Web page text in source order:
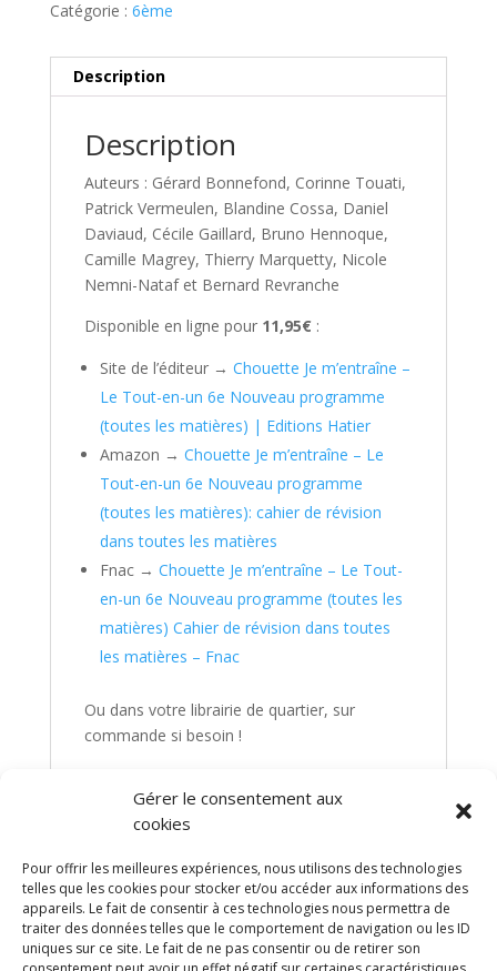
Gérer le consentement aux
cookies
Pour offrir les meilleures expériences, nous utilisons des technologies
telles que les cookies pour stocker et/ou accéder aux informations des
appareils. Le fait de consentir à ces technologies nous permettra de
traiter des données telles que le comportement de navigation ou les ID
uniques sur ce site. Le fait de ne pas consentir ou de retirer son
Catégorie : 6ème
Description
Description
Auteurs : Gérard Bonnefond, Corinne Touati,
Patrick Vermeulen, Blandine Cossa, Daniel
Daviaud, Cécile Gaillard, Bruno Hennoque,
Camille Magrey, Thierry Marquetty, Nicole
Nemni-Nataf et Bernard Revranche
Disponible en ligne pour 11,95€:
Site de l’éditeur → Chouette Je m’entraîne –
Le Tout-en-un 6e Nouveau programme
(toutes les matières) | Editions Hatier
Amazon → Chouette Je m’entraîne – Le
Tout-en-un 6e Nouveau programme
(toutes les matières): cahier de révision
dans toutes les matières
Fnac → Chouette Je m’entraîne – Le Tout-
en-un 6e Nouveau programme (toutes les
matières) Cahier de révision dans toutes
les matières – Fnac
Ou dans votre librairie de quartier, sur
commande si besoin !